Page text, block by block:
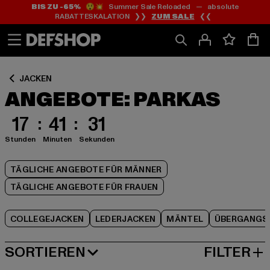
Zum
Inhalt
springen
Zum
Fußzeile
springen
BIS ZU -65%😲💥 Summer Sale Reloaded — absolute
RABATTESKALATION ❯❯ ZUM SALE ❮❮
JACKEN
ANGEBOTE: PARKAS
17
Stunden
41
Minuten
30
Sekunden
TÄGLICHE ANGEBOTE FÜR MÄNNER
TÄGLICHE ANGEBOTE FÜR FRAUEN
COLLEGEJACKEN LEDERJACKEN MÄNTEL
Zum
Produktraster
springen
SORTIEREN
BELIEBTESTE FILTER